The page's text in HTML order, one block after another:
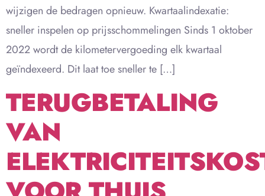
wijzigen de bedragen opnieuw. Kwartaalindexatie:
sneller inspelen op prijsschommelingen Sinds 1 oktober
2022 wordt de kilometervergoeding elk kwartaal
geïndexeerd. Dit laat toe sneller te […]
TERUGBETALING
VAN